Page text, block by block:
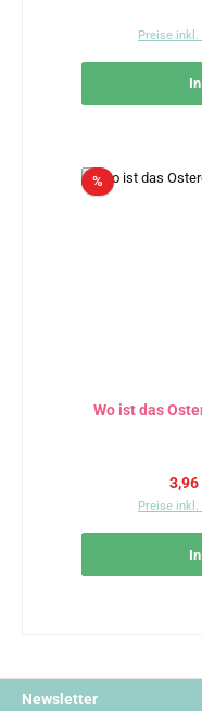
Preise inkl.
%Rabatt
Wo ist das
3,96
Preise
Newsletter